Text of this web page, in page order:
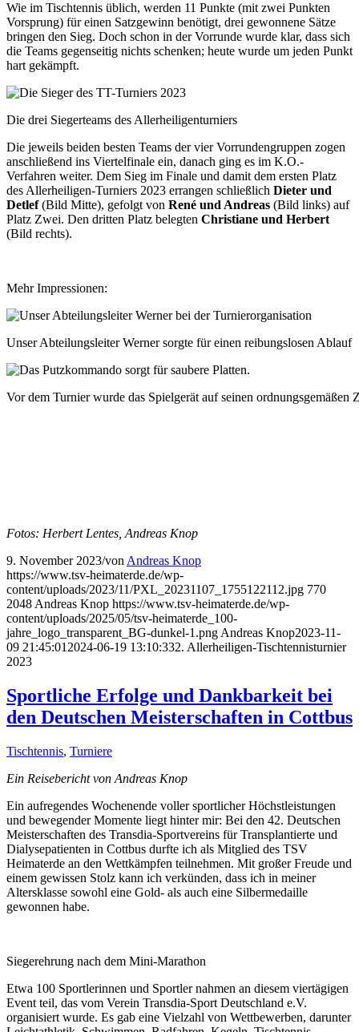
Wie im Tischtennis üblich, werden 11 Punkte (mit zwei Punkten
Vorsprung) für einen Satzgewinn benötigt, drei gewonnene Sätze
bringen den Sieg. Doch schon in der Vorrunde wurde klar, dass sich
die Teams gegenseitig nichts schenken; heute wurde um jeden Punkt
hart gekämpft.
Die drei Siegerteams des Allerheiligenturniers
Die jeweils beiden besten Teams der vier Vorrundengruppen zogen
anschließend ins Viertelfinale ein, danach ging es im K.O.-
Verfahren weiter. Dem Sieg im Finale und damit dem ersten Platz
des Allerheiligen-Turniers 2023 errangen schließlich Dieter und
Detlef(Bild Mitte), gefolgt von René und Andreas (Bild links) auf
Platz Zwei. Den dritten Platz belegten Christiane und Herbert
(Bild rechts).
Mehr Impressionen:
Unser Abteilungsleiter Werner sorgte für einen reibungslosen Ablauf
Vor dem Turnier wurde das Spielgerät auf seinen ordnungsgemäßen
Fotos: Herbert Lentes, Andreas Knop
9. November 2023/von Andreas Knop
https://www.tsv-heimaterde.de/wp-
content/uploads/2023/11/PXL_20231107_1755122112.jpg 770
2048 Andreas Knop https://www.tsv-heimaterde.de/wp-
content/uploads/2025/05/tsv-heimaterde_100-
jahre_logo_transparent_BG-dunkel-1.png Andreas Knop2023-11-
09 21:45:01 2024-06-19 13:10:332. Allerheiligen-Tischtennisturnier
2023
Sportliche Erfolge und Dankbarkeit bei
den Deutschen Meisterschaften in Cottbus
Tischtennis, Turniere
Ein Reisebericht von Andreas Knop
Ein aufregendes Wochenende voller sportlicher Höchstleistungen
und bewegender Momente liegt hinter mir: Bei den 42. Deutschen
Meisterschaften des Transdia-Sportvereins für Transplantierte und
Dialysepatienten in Cottbus durfte ich als Mitglied des TSV
Heimaterde an den Wettkämpfen teilnehmen. Mit großer Freude und
einem gewissen Stolz kann ich verkünden, dass ich in meiner
Altersklasse sowohl eine Gold- als auch eine Silbermedaille
gewonnen habe.
Siegerehrung nach dem Mini-Marathon
Etwa 100 Sportlerinnen und Sportler nahmen an diesem viertägigen
Event teil, das vom Verein Transdia-Sport Deutschland e.V.
organisiert wurde. Es gab eine Vielzahl von Wettbewerben, darunter